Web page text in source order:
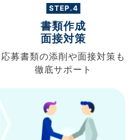
STEP.4
書類作成
面接対策
応募書類の添削や面接対策も
徹底サポート